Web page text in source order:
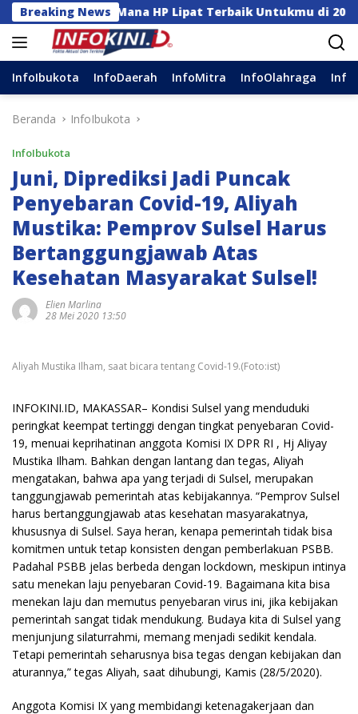
Langsung
ke
konten
Breaking News
Mana HP Lipat Terbaik Untukmu di 2026?
InfoIbukota InfoDaerah InfoMitra InfoOlahraga
Beranda InfoIbukota
InfoIbukota
Juni, Diprediksi Jadi Puncak
Penyebaran Covid-19, Aliyah
Mustika: Pemprov Sulsel Harus
Bertanggungjawab Atas
Kesehatan Masyarakat Sulsel!
Elien Marlina
28 Mei 2020 13:50
Aliyah Mustika Ilham, saat bicara tentang Covid-19.(Foto:ist)
INFOKINI.ID, MAKASSAR– Kondisi Sulsel yang menduduki
peringkat keempat tertinggi dengan tingkat penyebaran Covid-
19, menuai keprihatinan anggota Komisi IX DPR RI , Hj Aliyay
Mustika Ilham. Bahkan dengan lantang dan tegas, Aliyah
mengatakan, bahwa apa yang terjadi di Sulsel, merupakan
tanggungjawab pemerintah atas kebijakannya. “Pemprov Sulsel
harus bertanggungjawab atas kesehatan masyarakatnya,
khususnya di Sulsel. Saya heran, kenapa pemerintah tidak bisa
komitmen untuk tetap konsisten dengan pemberlakuan PSBB.
Padahal PSBB jelas berbeda dengan lockdown, meskipun intinya
satu menekan laju penyebaran Covid-19. Bagaimana kita bisa
menekan laju dan memutus penyebaran virus ini, jika kebijakan
pemerintah sangat tidak mendukung. Budaya kita di Sulsel yang
menjunjung silaturrahmi, memang menjadi sedikit kendala.
Tetapi pemerintah seharusnya bisa tegas dengan kebijakan dan
aturannya,” tegas Aliyah, saat dihubungi, Kamis (28/5/2020).
Anggota Komisi IX yang membidangi ketenagakerjaan dan